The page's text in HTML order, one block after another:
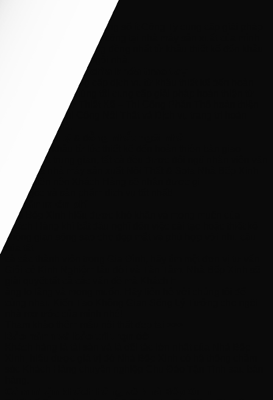
Nhà Bếp Xinh là một trong số ít Công Ty cung cấp giải pháp
thiết kế và trực tiếp gia công tại nhà máy sản xuất của mình
để đảm bảo chất lượng đồng nhất từ khâu thiết kế đến khâu
thi công hoàn thiện ngôi nhà.
𝗗𝗶̣𝗰𝗵 𝘃𝘂̣ 𝘁𝗿𝗼̣𝗻 𝗴𝗼́𝗶 𝗰𝗵𝗶̀𝗮 𝗸𝗵𝗼́𝗮 𝘁𝗿𝗮𝗼 𝘁𝗮𝘆
Nhà Bếp Xinh cung cấp dịch vụ từ khâu thiết kế đến hoàn
thiện thi công. Chúng tôi cung cấp giải pháp hoàn thiện từ
đầu tới cuối như Thiết Kế – Thi Công Phần Thô hoàn thiện
Xây Dựng – Thi Công Nội Thất và Dịch vụ trang trí hoàn
thiện Ngôi Nhà.
𝗚𝗶𝗮́ 𝗰𝗮̉ 𝗵𝗼̛̣𝗽 𝗹𝘆́ & đ𝗼̂̀𝗻𝗴 𝗻𝗵𝗮̂́𝘁 𝗻𝗴𝗼̂𝗶 𝗻𝗵𝗮̀
Tất cả các khâu từ lúc thiết kế đến hoàn thiện bàn giao
không qua trung gian, tất cả đều được đội ngũ nhân viên văn
phòng và nhà máy sản xuất Nội Thất & Sofa Nhà Bếp Xinh
hoàn thiện nên Khách Hàng sẽ nhận được gi
á tận gốc và sản phẩm dịch vụ tốt nhất!
𝗧𝘂̛ 𝘃𝗮̂́𝗻 𝗺𝗶𝗲̂̃𝗻 𝗽𝗵𝗶́
Nhà Bếp Xinh hiểu được khó khăn và mong muốn của
Khách Hàng khi bắt đầu nghĩ đến việc cải tạo hoặc thiết kế
không gian sống sao cho đẹp mắt và phù hợp với nhu cầu